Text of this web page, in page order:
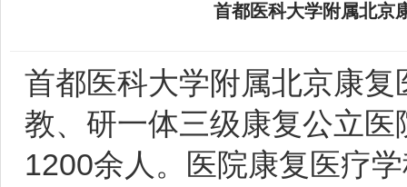
首都医科大学附属北京
首都医科大学附属北京康
教、研一体三级康复公立
1200余人。医院康复医疗